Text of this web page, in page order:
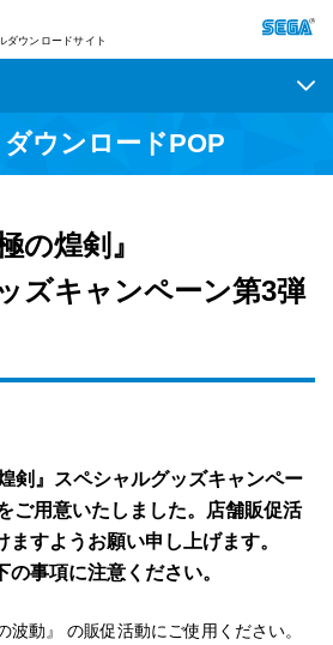
ダウンロードサイト
ウンロードPOP
の煌剣』
ズキャンペーン第3弾
剣』スペシャルグッズキャンペー
ご用意いたしました。店舗販促活
すようお願い申し上げます。
事項に注意ください。
波動』 の販促活動にご使用ください。